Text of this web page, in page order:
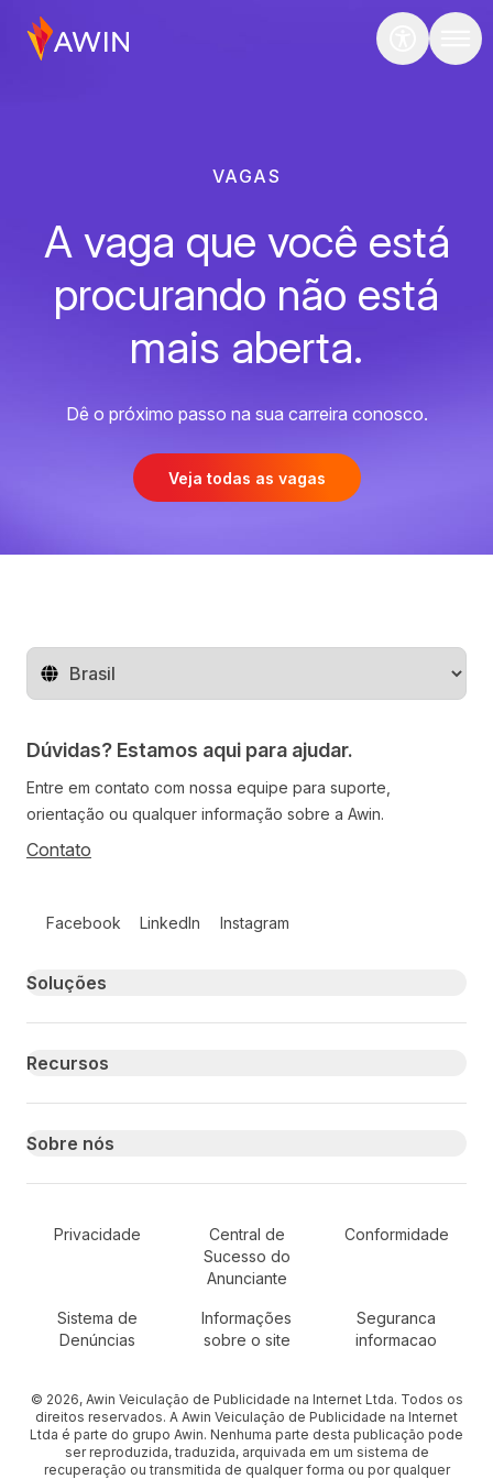
VAGAS
A vaga que você está
procurando não está
mais aberta.
Dê o próximo passo na sua carreira conosco.
Veja todas as vagas
Mude o território
Dúvidas? Estamos aqui para ajudar.
Entre em contato com nossa equipe para suporte,
orientação ou qualquer informação sobre a Awin.
Contato
Facebook LinkedIn Instagram
Primary footer navigation
Soluções
Recursos
Sobre nós
Secondary Footer Navigation
Privacidade
Central de
Sucesso do
Anunciante
Conformidade
Sistema de
Denúncias
Informações
sobre o site
Seguranca
informacao
© 2026, Awin Veiculação de Publicidade na Internet Ltda. Todos os
direitos reservados. A Awin Veiculação de Publicidade na Internet
Ltda é parte do grupo Awin. Nenhuma parte desta publicação pode
ser reproduzida, traduzida, arquivada em um sistema de
recuperação ou transmitida de qualquer forma ou por qualquer